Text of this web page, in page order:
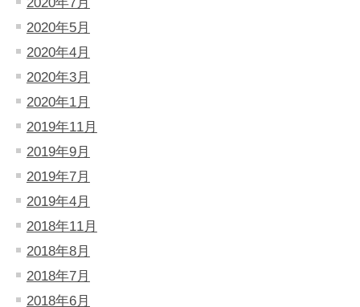
2020年5月
2020年4月
2020年3月
2020年1月
2019年11月
2019年9月
2019年7月
2019年4月
2018年11月
2018年8月
2018年7月
2018年6月